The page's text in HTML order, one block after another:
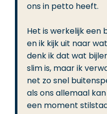
ons in petto heeft.
Het is werkelijk een
en ik kijk uit naar
denk ik dat wat
slim is, maar ik
net zo snel
als ons allemaal
een moment